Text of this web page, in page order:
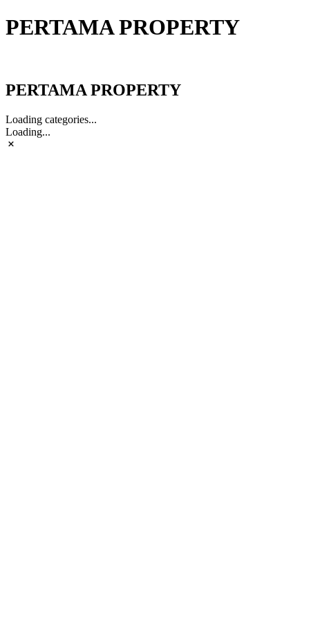
PERTAMA PROPERTY
PERTAMA PROPERTY
Loading categories...
Loading...